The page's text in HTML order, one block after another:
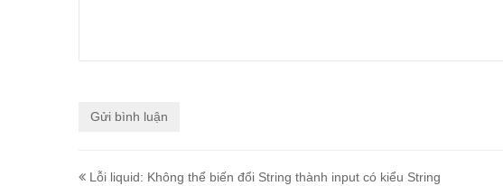
Lỗi liquid: Không thể biến đổi String thành input có kiểu String